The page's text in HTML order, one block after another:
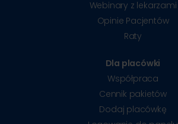
Webinary z lekarzami
Opinie Pacjentów
Raty
Dla placówki
Współpraca
Cennik pakietów
Dodaj placówkę